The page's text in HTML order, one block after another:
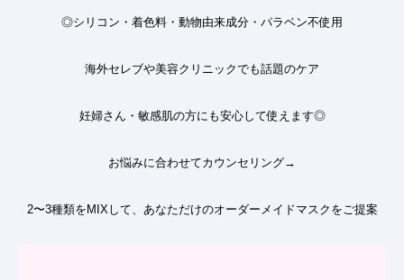
◎シリコン・着色料・動物由来成分・パラベン不使用
海外セレブや美容クリニックでも話題のケア
妊婦さん・敏感肌の方にも安心して使えます◎
お悩みに合わせてカウンセリング→
2〜3種類をMIXして、あなただけのオーダーメイドマスクをご提案